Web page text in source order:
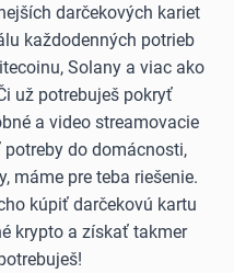
darčekových kariet
každodenných potrieb
Solany a viac ako
už potrebuješ pokryť
a video streamovacie
do domácnosti,
máme pre teba riešenie.
kúpiť darčekovú kartu
krypto a získať takmer